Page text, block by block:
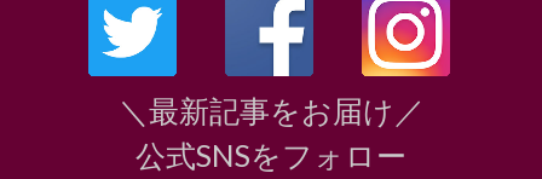
＼最新記事をお届け／
公式SNSをフォロー